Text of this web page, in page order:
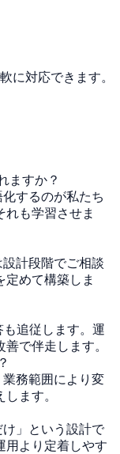
に対応できます。
ますか？
するのが私たち
れも学習させま
計段階でご相談
定めて構築しま
追従します。運
で伴走します。
務範囲により変
ます。
け」という設計で
用より定着しやす